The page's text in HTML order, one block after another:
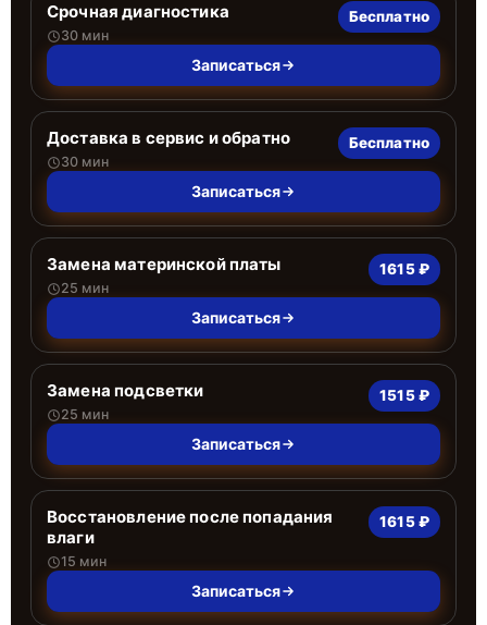
Срочная диагностика
30 мин
Бесплатно
Записаться
Доставка в сервис и обратно
30 мин
Бесплатно
Записаться
Замена материнской платы
25 мин
1615 ₽
Записаться
Замена подсветки
25 мин
1515 ₽
Записаться
Восстановление после попадания
влаги
15 мин
1615 ₽
Записаться